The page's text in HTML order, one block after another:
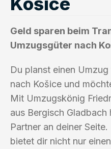
Geld sparen beim
Umzugsgüter nach
Du planst einen
nach Košice und
Mit Umzugskönig
aus Bergisch Gladbach
Partner an deiner
bietet dir nicht nur